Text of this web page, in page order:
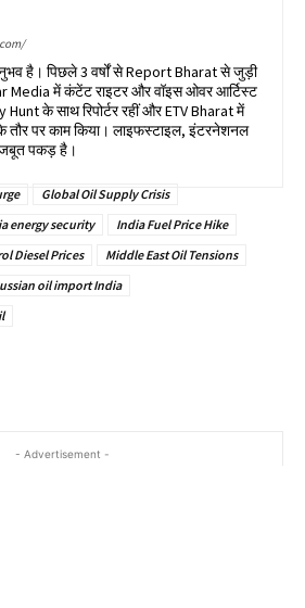
है। पिछले 3 वर्षों से Report Bharat से जुड़ी
Media में कंटेंट राइटर और वॉइस ओवर आर्टिस्ट
के साथ रिपोर्टर रहीं और ETV Bharat में
तौर पर काम किया। लाइफस्टाइल, इंटरनेशनल
पकड़ है।
Global Oil Supply Crisis
energy security
India Fuel Price Hike
Diesel Prices
Middle East Oil Tensions
oil import India
- Advertisement -